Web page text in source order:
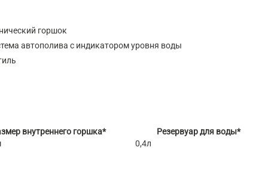
горшок
автополива с индикатором уровня воды
внутреннего горшка*
Резервуар для воды*
0,4л